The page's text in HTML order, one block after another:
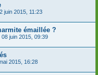
juin 2015, 11:23
émaillée ?
08 juin 2015, 09:39
2015, 16:28